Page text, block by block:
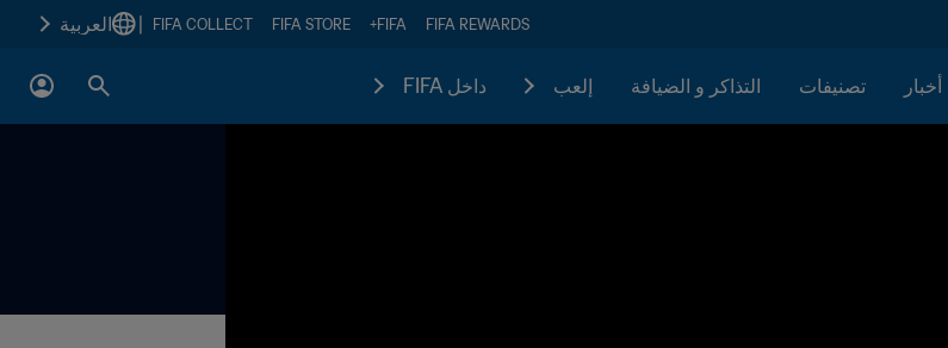
FIFA REWARDS
FIFA+
FIFA STORE
FIFA COLLECT العربية
أخبار تصنيفات التذاكر و الضيافة إلعب داخل FIFA